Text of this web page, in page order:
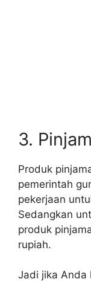
3.
Produk
pemerintah
pekerjaan
Sedangkan
produk
rupiah.
Jadi jika Anda